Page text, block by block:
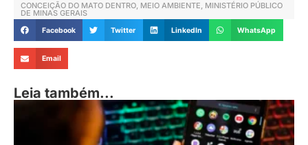
CONCEIÇÃO DO MATO DENTRO, MEIO AMBIENTE, MINISTÉRIO PÚBLICO
DE MINAS GERAIS
Facebook Twitter LinkedIn WhatsApp
Email
Leia também...